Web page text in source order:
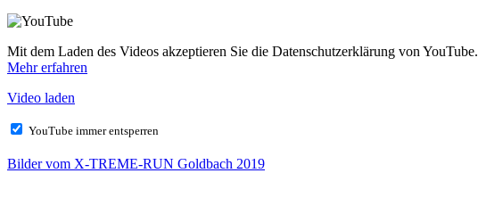
Mit dem Laden des Videos akzeptieren Sie die Datenschutzerklärung von YouTube.
Mehr erfahren
Video laden
YouTube immer entsperren
Bilder vom X-TREME-RUN Goldbach 2019